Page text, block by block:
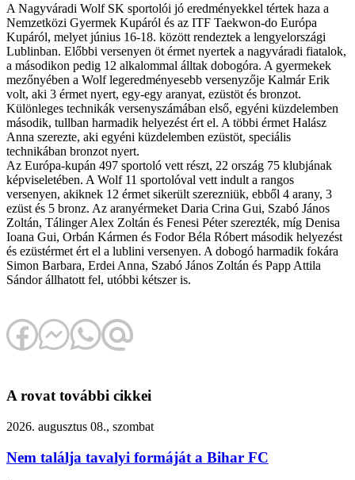
A Nagyváradi Wolf SK sportolói jó eredményekkel tértek haza a
Nemzetközi Gyermek Kupáról és az ITF Taekwon-do Európa
Kupáról, melyet június 16-18. között rendeztek a lengyelországi
Lublinban. Előbbi versenyen öt érmet nyertek a nagyváradi fiatalok,
a másodikon pedig 12 alkalommal álltak dobogóra. A gyermekek
mezőnyében a Wolf legeredményesebb versenyzője Kalmár Erik
volt, aki 3 érmet nyert, egy-egy aranyat, ezüstöt és bronzot.
Különleges technikák versenyszámában első, egyéni küzdelemben
második, tullban harmadik helyezést ért el. A többi érmet Halász
Anna szerezte, aki egyéni küzdelemben ezüstöt, speciális
technikában bronzot nyert.
Az Európa-kupán 497 sportoló vett részt, 22 ország 75 klubjának
képviseletében. A Wolf 11 sportolóval vett indult a rangos
versenyen, akiknek 12 érmet sikerült szerezniük, ebből 4 arany, 3
ezüst és 5 bronz. Az aranyérmeket Daria Crina Gui, Szabó János
Zoltán, Tálinger Alex Zoltán és Fenesi Péter szerezték, míg Denisa
Ioana Gui, Orbán Kármen és Fodor Béla Róbert második helyezést
és ezüstérmet ért el a lublini versenyen. A dobogó harmadik fokára
Simon Barbara, Erdei Anna, Szabó János Zoltán és Papp Attila
Sándor állhatott fel, utóbbi kétszer is.
A rovat további cikkei
2026. augusztus 08., szombat
Nem találja tavalyi formáját a Bihar FC